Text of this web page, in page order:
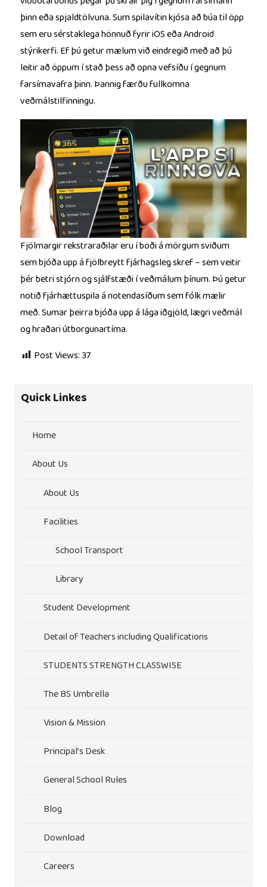
þinn eða spjaldtölvuna. Sum spilavítin kjósa að búa til öpp
sem eru sérstaklega hönnuð fyrir iOS eða Android
stýrikerfi. Ef þú getur mælum við eindregið með að þú
leitir að öppum í stað þess að opna vefsíðu í gegnum
farsímavafra þinn. Þannig færðu fullkomna
veðmálstilfinningu.
Fjölmargir rekstraraðilar eru í boði á mörgum sviðum
sem bjóða upp á fjölbreytt fjárhagsleg skref – sem veitir
þér betri stjórn og sjálfstæði í veðmálum þínum. Þú getur
notið fjárhættuspila á notendasíðum sem fólk mælir
með. Sumar þeirra bjóða upp á lága iðgjöld, lægri veðmál
og hraðari útborgunartíma.
Post Views:37
Quick Linkes
Home
About Us
About Us
Facilities
School Transport
Library
Student Development
Detail of Teachers including Qualifications
STUDENTS STRENGTH CLASSWISE
The BS Umbrella
Vision & Mission
Principal’s Desk
General School Rules
Blog
Download
Careers